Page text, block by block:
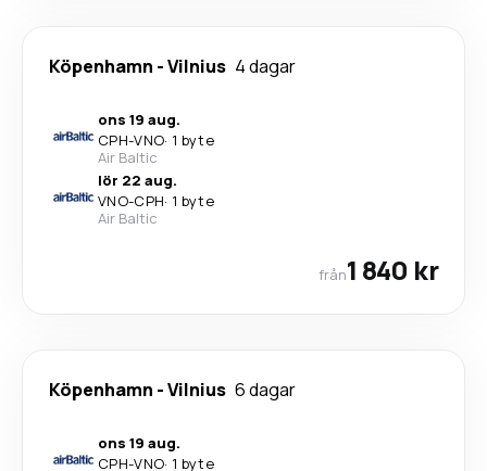
Köpenhamn -Vilnius 4 dagar
ons 19 aug.
CPH-VNO· 1 byte
Air Baltic
lör 22 aug.
VNO-CPH· 1 byte
Air Baltic
från1 840 kr
Köpenhamn -Vilnius 6 dagar
ons 19 aug.
CPH-VNO· 1 byte